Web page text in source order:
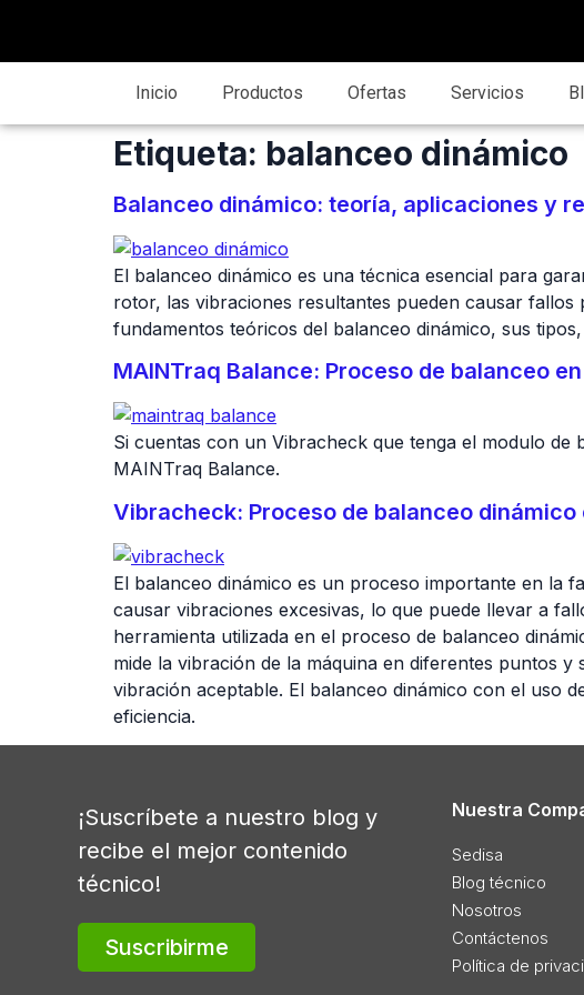
Inicio Productos Ofertas Servicios
Etiqueta: balanceo dinámico
Balanceo dinámico: teoría, aplicaciones y
El balanceo dinámico es una técnica esencial para
rotor, las vibraciones resultantes pueden causar
fundamentos teóricos del balanceo dinámico, sus
MAINTraq Balance: Proceso de balanceo en
Si cuentas con un Vibracheck que tenga el modulo
MAINTraq Balance.
Vibracheck: Proceso de balanceo dinámico
El balanceo dinámico es un proceso importante en la
causar vibraciones excesivas, lo que puede llevar a
herramienta utilizada en el proceso de balanceo
mide la vibración de la máquina en diferentes puntos
vibración aceptable. El balanceo dinámico con el uso
eficiencia.
¡Suscríbete a nuestro blog y
recibe el mejor contenido
técnico!
Suscribirme
Nuestra
Sedisa
Blog técnico
Nosotros
Contáctenos
Política de